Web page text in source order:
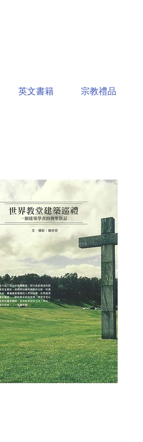
英文書籍 宗教禮品